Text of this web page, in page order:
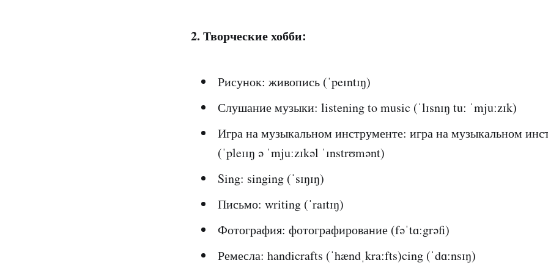
2. Творческие хобби:
Рисунок: живопись (ˈpeɪntɪŋ)
Слушание музыки: listening to music (ˈlɪsnɪŋ tuː ˈmjuːzɪk)
Игра на музыкальном инструменте: игра на музыкальном
(ˈpleɪɪŋ ə ˈmjuːzɪkəl ˈɪnstrʊmənt)
Sing: singing (ˈsɪŋɪŋ)
Письмо: writing (ˈraɪtɪŋ)
Фотография: фотографирование (fəˈtɑːgrəfi)
Ремесла: handicrafts (ˈhændˌkraːfts)cing (ˈdɑːnsɪŋ)